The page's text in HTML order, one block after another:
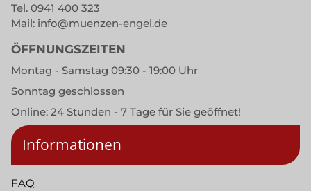
Tel. 0941 400 323
Mail: info@muenzen-engel.de
ÖFFNUNGSZEITEN
Montag - Samstag 09:30 - 19:00 Uhr
Sonntag geschlossen
Online: 24 Stunden - 7 Tage für Sie geöffnet!
Informationen
FAQ